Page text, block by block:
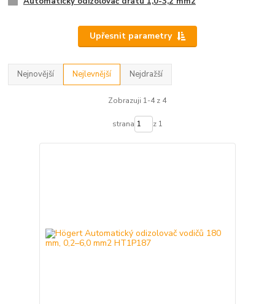
Upřesnit parametry
Nejnovější Nejlevnější Nejdražší
Zobrazuji 1-4 z 4
strana z 1